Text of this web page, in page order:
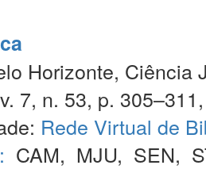
Horizonte, Ciência
7, n. 53, p.
Rede Virtual de
CAM, MJU, SEN,